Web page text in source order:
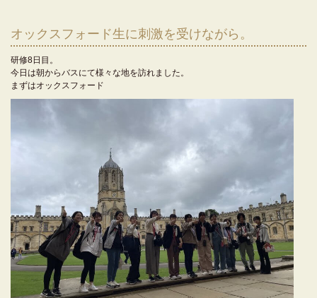
オックスフォード生に刺激を受けながら。
研修8日目。
今日は朝からバスにて様々な地を訪れました。
まずはオックスフォード